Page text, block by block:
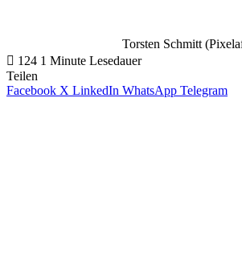
Torsten Schmitt
124 1 Minute Lesedauer
Teilen
Facebook X LinkedIn WhatsApp Telegram